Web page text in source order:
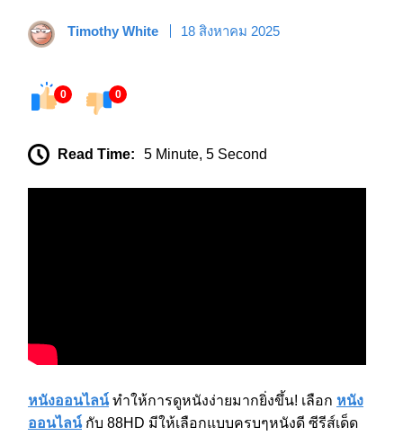
Timothy White 18 สิงหาคม 2025
0 0
Read Time: 5 Minute, 5 Second
หนังออนไลน์ทำให้การดูหนังง่ายมากยิ่งขึ้น! เลือก หนัง
ออนไลน์กับ 88HD มีให้เลือกแบบครบๆหนังดี ซีรีส์เด็ด